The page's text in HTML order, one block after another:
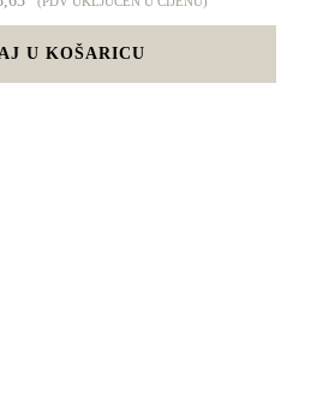
CIJENA
JE:
U KOŠARICU